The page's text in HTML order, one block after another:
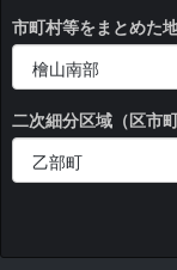
市町村等をまとめた
二次細分区域（区市町